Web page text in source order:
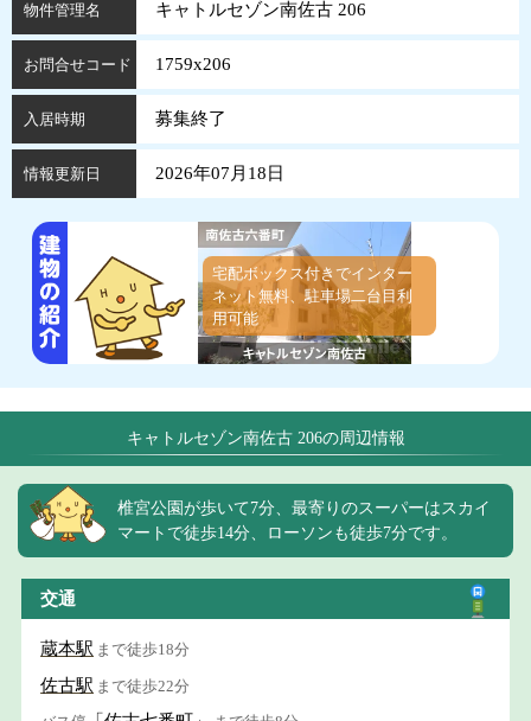
物件管理名 キャトルセゾン南佐古 206
お問合せコード 1759x206
入居時期 募集終了
情報更新日 2026年07月18日
宅配ボックス付きでインター
ネット無料、駐車場二台目利
用可能
キャトルセゾン南佐古 206の周辺情報
椎宮公園が歩いて7分、最寄りのスーパーはスカイ
マートで徒歩14分、ローソンも徒歩7分です。
交通
蔵本駅 まで徒歩18分
佐古駅 まで徒歩22分